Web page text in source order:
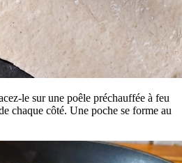
le sur une poêle préchauffée à feu
chaque côté. Une poche se forme au